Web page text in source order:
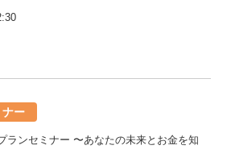
ナー
ランセミナー 〜あなたの未来とお金を知